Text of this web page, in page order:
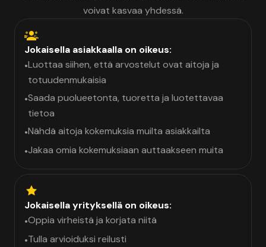
voivat kasvaa yhdessä.
Jokaisella asiakkaalla on oikeus:
•Luottaa siihen, että arvostelut ovat aitoja ja
totuudenmukaisia
•Saada puolueetonta, tuoretta ja luotettavaa
tietoa
•Nähdä aitoja kokemuksia muilta asiakkailta
•Jakaa omia kokemuksiaan auttaakseen muita
Jokaisella yrityksellä on oikeus:
•Oppia virheistä ja korjata niitä
•Tulla arvioiduksi reilusti